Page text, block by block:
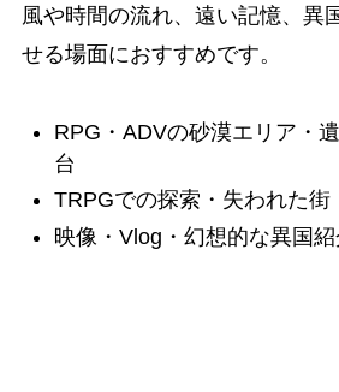
風や時間の流れ、遠い記憶、異
せる場面におすすめです。
RPG・ADVの砂漠エリア・
台
TRPGでの探索・失われた街
映像・Vlog・幻想的な異国